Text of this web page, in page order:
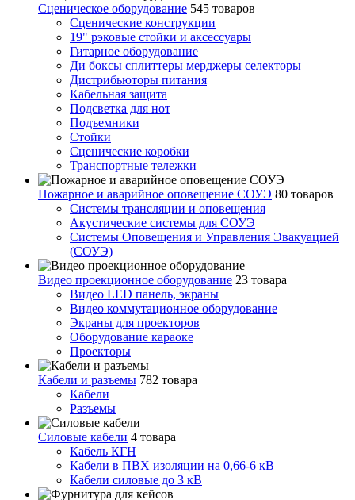
Сценическое оборудование 545 товаров
Сценические конструкции
19" рэковые стойки и аксесcуары
Гитарное оборудование
Ди боксы сплиттеры мерджеры селекторы
Дистрибьюторы питания
Кабельная защита
Подсветка для нот
Подъемники
Стойки
Сценические коробки
Транспортные тележки
Пожарное и аварийное оповещение СОУЭ 80 товаров
Cистемы трансляции и оповещения
Акустические системы для СОУЭ
Системы Оповещения и Управления Эвакуацией
(СОУЭ)
Видео проекционное оборудование 23 товара
Видео LED панель, экраны
Видео коммутационное оборудование
Экраны для проекторов
Оборудование караоке
Проекторы
Кабели и разъемы 782 товара
Кабели
Разъемы
Силовые кабели 4 товара
Кабель КГН
Кабели в ПВХ изоляции на 0,66-6 кВ
Кабели силовые до 3 кВ